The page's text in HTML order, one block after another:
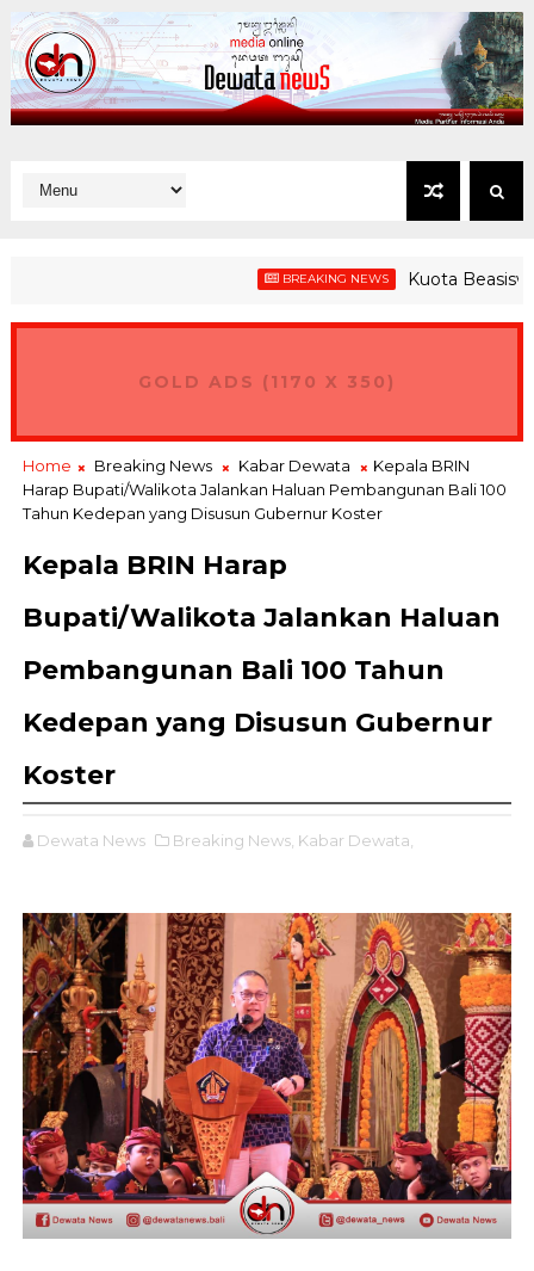
BREAKING NEWS Kuota Beasiswa
GOLD ADS (1170 X 350)
Home Breaking News Kabar Dewata
Kepala BRIN
Harap Bupati/Walikota Jalankan Haluan Pembangunan Bali 100
Tahun Kedepan yang Disusun Gubernur Koster
Kepala BRIN Harap
Bupati/Walikota Jalankan Haluan
Pembangunan Bali 100 Tahun
Kedepan yang Disusun Gubernur
Koster
Dewata News Breaking News, Kabar Dewata,